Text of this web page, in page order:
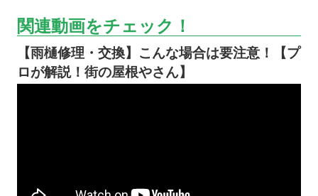
関連動画をチェック！
【雨樋修理・交換】こんな場合は要注意！【プ
ロが解説！街の屋根やさん】